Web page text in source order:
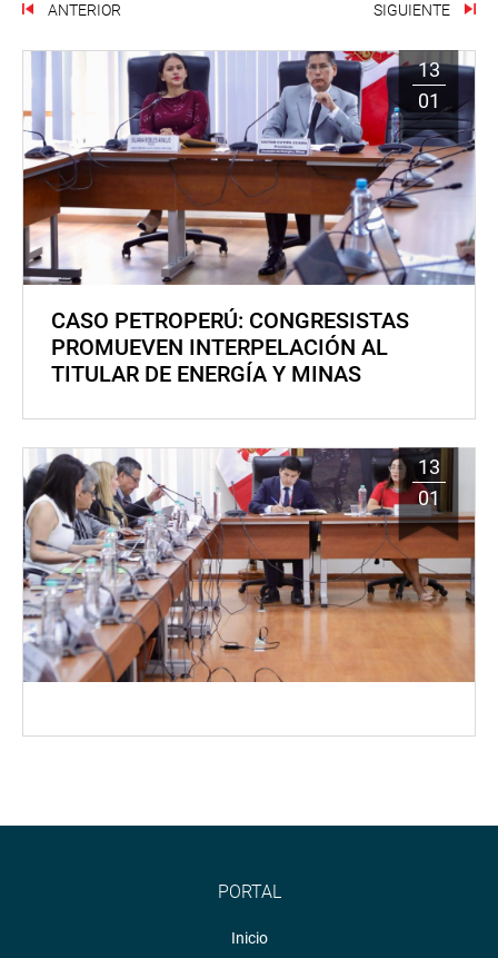
ANTERIOR SIGUIENTE
13
01
CASO PETROPERÚ: CONGRESISTAS
PROMUEVEN INTERPELACIÓN AL
TITULAR DE ENERGÍA Y MINAS
13
01
PORTAL
Inicio